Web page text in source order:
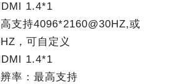
1.4*1
支持4096*2160@30HZ,或
，可自定义
1.4*1
率：最高支持